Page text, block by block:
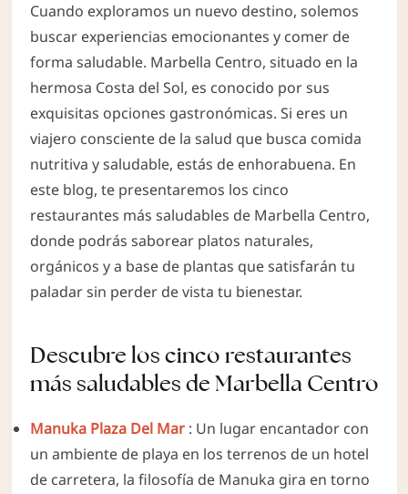
Cuando exploramos un nuevo destino, solemos
buscar experiencias emocionantes y comer de
forma saludable. Marbella Centro, situado en la
hermosa Costa del Sol, es conocido por sus
exquisitas opciones gastronómicas. Si eres un
viajero consciente de la salud que busca comida
nutritiva y saludable, estás de enhorabuena. En
este blog, te presentaremos los cinco
restaurantes más saludables de Marbella Centro,
donde podrás saborear platos naturales,
orgánicos y a base de plantas que satisfarán tu
paladar sin perder de vista tu bienestar.
Descubre los cinco restaurantes
más saludables de Marbella Centro
Manuka Plaza Del Mar: Un lugar encantador con
un ambiente de playa en los terrenos de un hotel
de carretera, la filosofía de Manuka gira en torno